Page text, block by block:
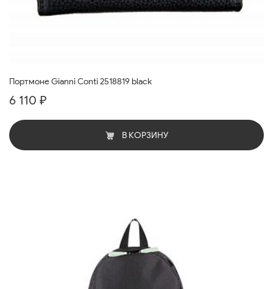
Портмоне Gianni Conti 2518819 black
6 110 ₽
В КОРЗИНУ